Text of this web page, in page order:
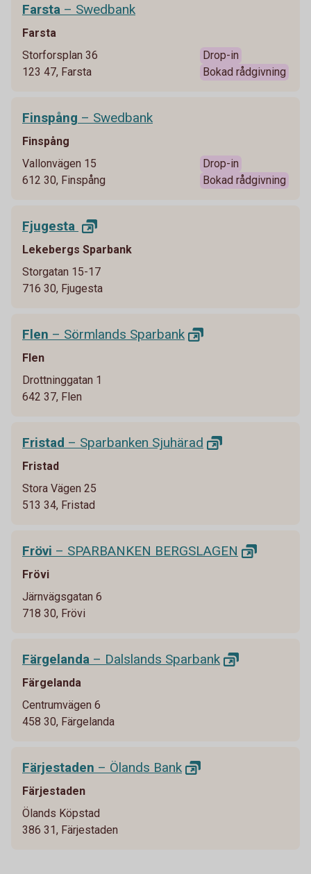
Farsta – Swedbank
Farsta
Storforsplan 36
123 47, Farsta
Drop-in
Bokad rådgivning
Finspång – Swedbank
Finspång
Vallonvägen 15
612 30, Finspång
Drop-in
Bokad rådgivning
Fjugesta
Lekebergs Sparbank
Storgatan 15-17
716 30, Fjugesta
Flen – Sörmlands Sparbank
Flen
Drottninggatan 1
642 37, Flen
Fristad – Sparbanken Sjuhärad
Fristad
Stora Vägen 25
513 34, Fristad
Frövi – SPARBANKEN BERGSLAGEN
Frövi
Järnvägsgatan 6
718 30, Frövi
Färgelanda – Dalslands Sparbank
Färgelanda
Centrumvägen 6
458 30, Färgelanda
Färjestaden – Ölands Bank
Färjestaden
Ölands Köpstad
386 31, Färjestaden